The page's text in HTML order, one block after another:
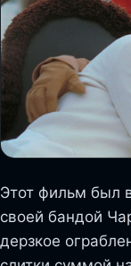
Этот фильм был
своей бандой
дерзкое